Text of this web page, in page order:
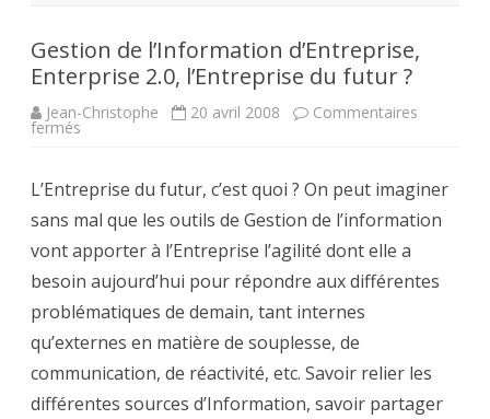
Gestion de l’Information d’Entreprise,
Enterprise 2.0, l’Entreprise du futur ?
Jean-Christophe 20 avril 2008 Commentaires
fermés
d’Entreprise,
Enterprise
2.0,
l’Entreprise
du
futur
?
L’Entreprise du futur, c’est quoi ? On peut imaginer
sans mal que les outils de Gestion de l’information
vont apporter à l’Entreprise l’agilité dont elle a
besoin aujourd’hui pour répondre aux différentes
problématiques de demain, tant internes
qu’externes en matière de souplesse, de
communication, de réactivité, etc. Savoir relier les
différentes sources d’Information, savoir partager